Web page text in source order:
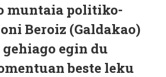
muntaia politiko-
Beroiz (Galdakao)
egin du
beste leku